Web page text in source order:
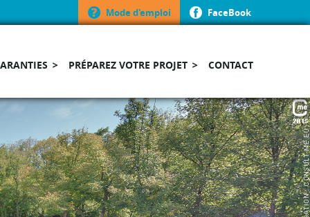
Mode d'emploi FaceBook
PRÉPAREZ VOTRE PROJET CONTACT